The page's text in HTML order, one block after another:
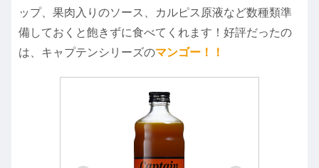
ップ、果肉入りのソース、カルピス原液など数種類準
備しておくと飽きずに食べてくれます！好評だったの
は、キャプテンシリーズのマンゴー！！